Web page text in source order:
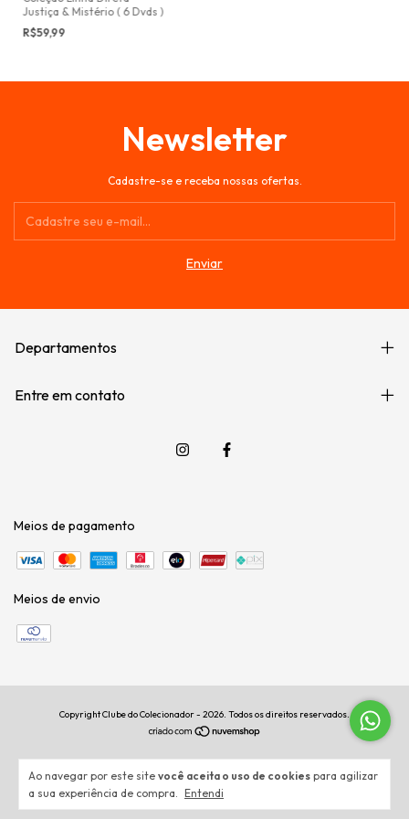
Ao navegar por este site você aceita o uso de cookies para agilizar
a sua experiência de compra. Entendi
Justiça & Mistério ( 6 Dvds )
R$59,99
Newsletter
Cadastre-se e receba nossas ofertas.
Departamentos
Entre em contato
Meios de pagamento
Meios de envio
Copyright Clube do Colecionador - 2026. Todos os direitos reservados.